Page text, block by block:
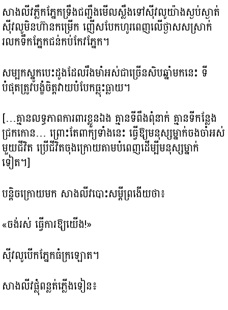
សាងលីវភ្លឹកភ្នែកទ្រឹងជញ្ជឹងមើលស្លឹងទៅស៊ីវលូយ៉ាងស្ងប់ស្ងាត់
ស៊ីវលូមិនហ៊ានកម្រើក ញើសបែកហូរពេញលើថ្ងាសសស្រាក់
រលកទឹកភ្នែកជន់កប់កែវភ្នែក។
សម្បកស្នូកបេះដូងដែលរឹងមាំអស់ជាច្រើនសិបឆ្នាំមកនេះ ទី
បំផុតត្រូវបង្ខំចិត្តវាយបំបែកធ្លុះធ្លាយ។
[…គ្មានលទ្ធភាពការពារខ្លួនឯង គ្មានទីពឹងពុំនាក់ គ្មានទីកន្លែង
ជ្រកកោន… ព្រោះតែពាក្យទាំងនេះ ធ្វើឱ្យមនុស្សម្នាក់ចងចាំអស់
មួយជីវិត ប្រើជីវិតចុងក្រោយតាមបំពេញដើម្បីមនុស្សម្នាក់
ទៀត។]
បន្តិចក្រោយមក សាងលីវបោះសម្ដីព្រងើយថា៖
«ចង់រស់ ធ្វើការឱ្យយើង!»
ស៊ីវលូបើកភ្នែកធំក្រឡោត។
សាងលីវផ្លុំពន្លត់ភ្លើងទៀន៖